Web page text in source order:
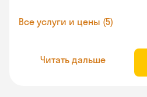
Все услуги и цены (5)
Читать дальше